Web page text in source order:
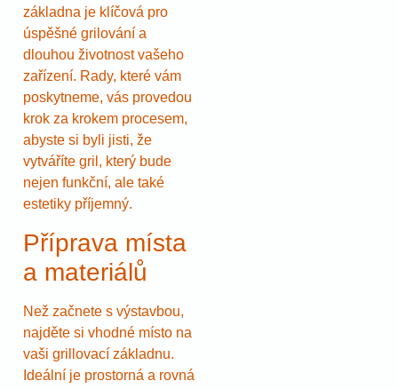
základna je klíčová pro
úspěšné grilování a
dlouhou životnost vašeho
zařízení. Rady, které vám
poskytneme, vás provedou
krok za krokem procesem,
abyste si byli jisti, že
vytváříte gril, který bude
nejen funkční, ale také
estetiky příjemný.
Příprava místa
a materiálů
Než začnete s výstavbou,
najděte si vhodné místo na
vaši grillovací základnu.
Ideální je prostorná a rovná